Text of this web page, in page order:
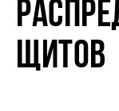
ЩИТОВ